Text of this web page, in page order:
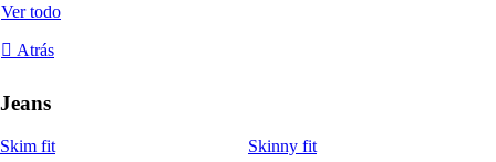
Ver todo
Atrás
Jeans
Skim fit Skinny fit